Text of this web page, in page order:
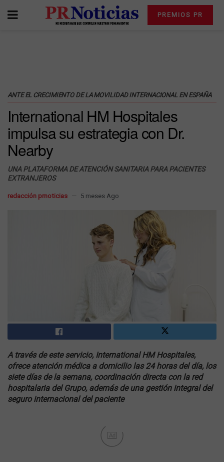
PREMIOS PR
ANTE EL CRECIMIENTO DE LA MOVILIDAD INTERNACIONAL EN ESPAÑA
International HM Hospitales
impulsa su estrategia con Dr.
Nearby
UNA PLATAFORMA DE ATENCIÓN SANITARIA PARA PACIENTES
EXTRANJEROS
redacción prnoticias 5 meses Ago
A través de este servicio, International HM Hospitales,
ofrece atención médica a domicilio las 24 horas del día, los
siete días de la semana, coordinación directa con la red
hospitalaria del Grupo, además de una gestión integral del
seguro internacional del paciente
Ad